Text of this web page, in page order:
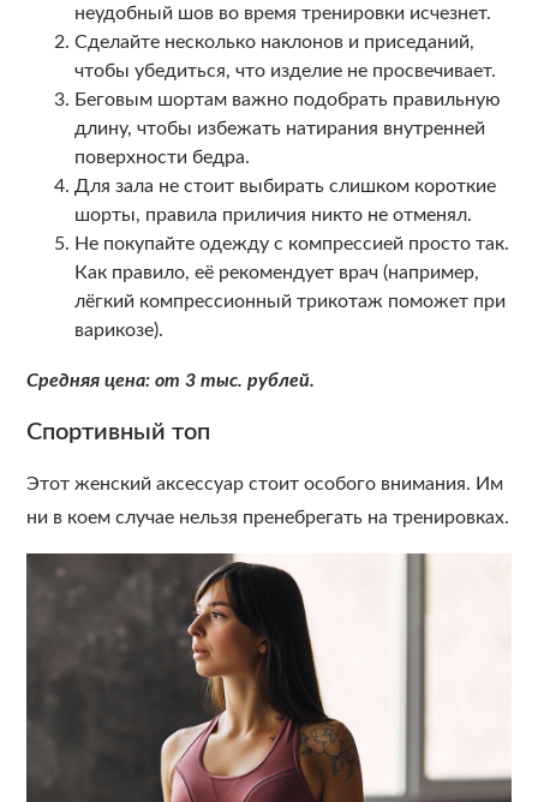
неудобный шов во время тренировки исчезнет.
Сделайте несколько наклонов и приседаний,
чтобы убедиться, что изделие не просвечивает.
Беговым шортам важно подобрать правильную
длину, чтобы избежать натирания внутренней
поверхности бедра.
Для зала не стоит выбирать слишком короткие
шорты, правила приличия никто не отменял.
Не покупайте одежду с компрессией просто так.
Как правило, её рекомендует врач (например,
лёгкий компрессионный трикотаж поможет при
варикозе).
Средняя цена: от 3 тыс. рублей.
Спортивный топ
Этот женский аксессуар стоит особого внимания. Им
ни в коем случае нельзя пренебрегать на тренировках.